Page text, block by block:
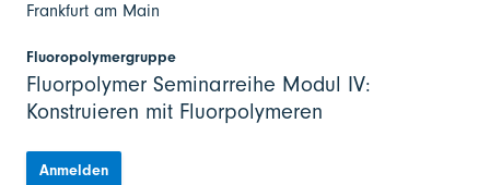
Frankfurt am Main
Fluoropolymergruppe
Fluorpolymer Seminarreihe Modul IV:
Konstruieren mit Fluorpolymeren
Anmelden